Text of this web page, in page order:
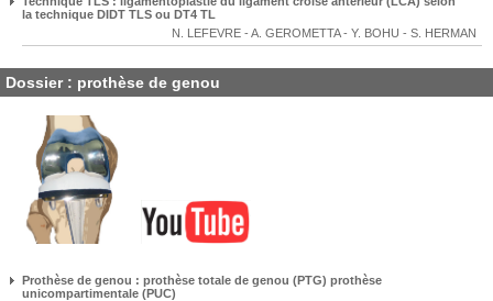
la technique DIDT TLS ou DT4 TL
N. LEFEVRE - A. GEROMETTA- Y. BOHU - S. HERMAN
Dossier : prothèse de genou
Prothèse de genou : prothèse totale de genou (PTG) prothèse
unicompartimentale (PUC)